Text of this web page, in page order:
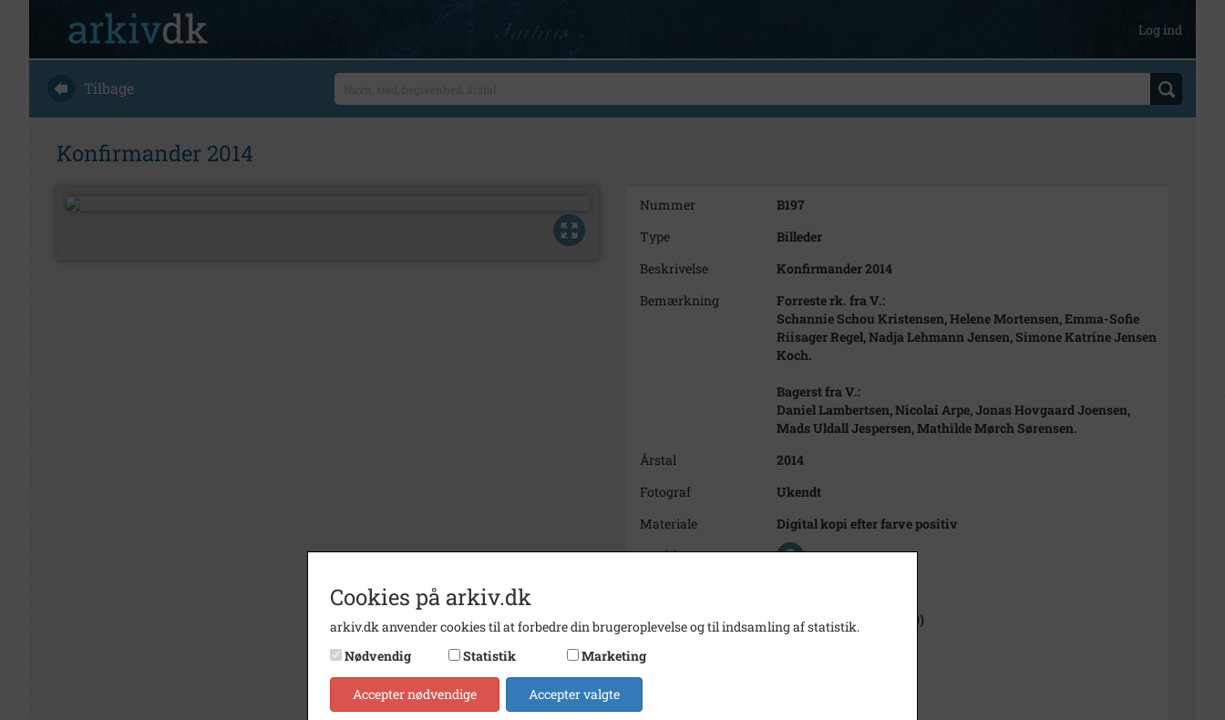
Log ind
Tilbage
Konfirmander 2014
Nummer
B197
Type
Billeder
Beskrivelse
Konfirmander 2014
Bemærkning
Forreste rk. fra V.:
Schannie Schou Kristensen, Helene Mortensen, Emma-Sofie
Riisager Regel, Nadja Lehmann Jensen, Simone Katrine Jensen
Koch.
Bagerst fra V.:
Daniel Lambertsen, Nicolai Arpe, Jonas Hovgaard Joensen,
Mads Uldall Jespersen, Mathilde Mørch Sørensen.
Årstal
2014
Fotograf
Ukendt
Materiale
Digital kopi efter farve positiv
Se på kort
Enhed
Vejrup Sogn (1000-2050)
Arkiv
Cookies på arkiv.dk
arkiv.dk anvender cookies til at forbedre din brugeroplevelse og til indsamling af statistik.
Nødvendig
Statistik Marketing
Accepter nødvendige Accepter valgte